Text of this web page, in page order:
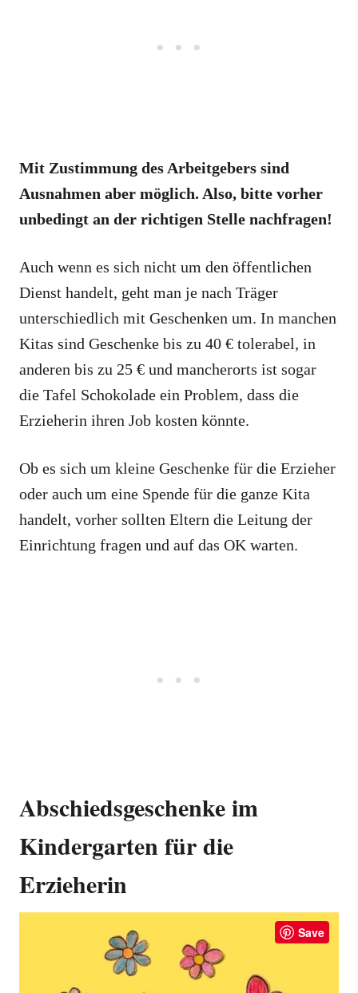
Mit Zustimmung des Arbeitgebers sind
Ausnahmen aber möglich. Also, bitte vorher
unbedingt an der richtigen Stelle nachfragen!
Auch wenn es sich nicht um den öffentlichen
Dienst handelt, geht man je nach Träger
unterschiedlich mit Geschenken um. In manchen
Kitas sind Geschenke bis zu 40 € tolerabel, in
anderen bis zu 25 € und mancherorts ist sogar
die Tafel Schokolade ein Problem, dass die
Erzieherin ihren Job kosten könnte.
Ob es sich um kleine Geschenke für die Erzieher
oder auch um eine Spende für die ganze Kita
handelt, vorher sollten Eltern die Leitung der
Einrichtung fragen und auf das OK warten.
Abschiedsgeschenke im
Kindergarten für die
Erzieherin
Save